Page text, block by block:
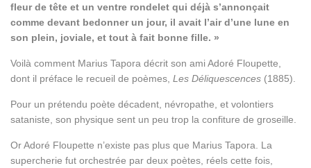
fleur de tête et un ventre rondelet qui déjà s’annonçait
comme devant bedonner un jour, il avait l’air d’une lune en
son plein, joviale, et tout à fait bonne fille. »
Voilà comment Marius Tapora décrit son ami Adoré Floupette,
dont il préface le recueil de poèmes, Les Déliquescences (1885).
Pour un prétendu poète décadent, névropathe, et volontiers
sataniste, son physique sent un peu trop la confiture de groseille.
Or Adoré Floupette n’existe pas plus que Marius Tapora. La
supercherie fut orchestrée par deux poètes, réels cette fois,